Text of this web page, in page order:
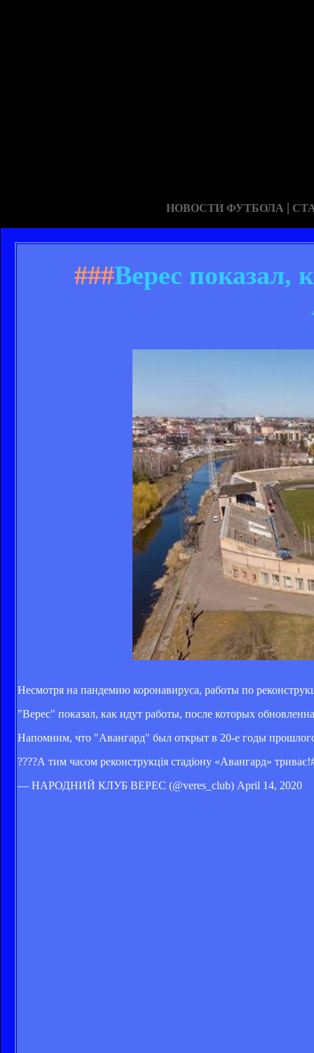
НОВОСТИ ФУТБОЛА |
###Верес показал,
Несмотря на пандемию коронавируса, работы по
"Верес" показал, как идут работы, после которых
Напомним, что "Авангард" был открыт в 20-е годы
????А тим часом реконструкція стадіону «Авангард»
— НАРОДНИЙ КЛУБ ВЕРЕС (@veres_club) April 14, 2020